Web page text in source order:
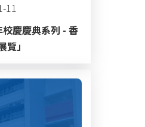
11
慶慶典系列 - 香
」